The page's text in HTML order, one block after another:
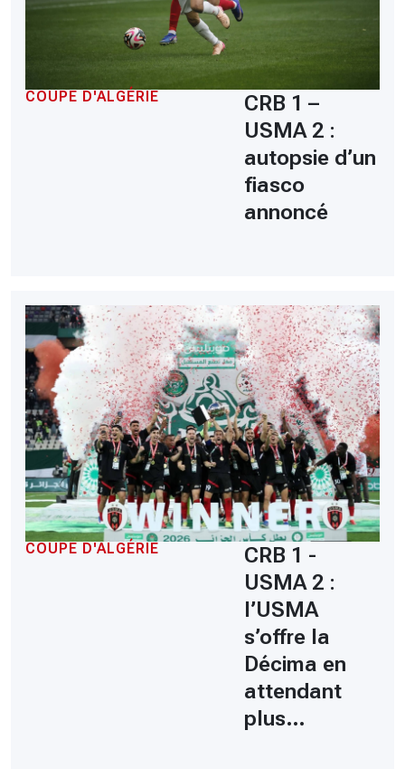
COUPE D'ALGÉRIE
CRB 1 –
USMA 2 :
autopsie d’un
fiasco
annoncé
COUPE D'ALGÉRIE
CRB 1 -
USMA 2 :
l’USMA
s’offre la
Décima en
attendant
plus…